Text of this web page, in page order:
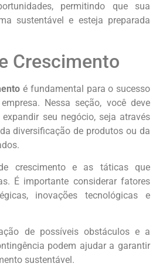
permitindo que sua
sustentável e esteja preparada
Crescimento
é fundamental para o sucesso
Nessa seção, você deve
seu negócio, seja através
diversificação de produtos ou da
crescimento e as táticas que
É importante considerar fatores
inovações tecnológicas e
de possíveis obstáculos e a
podem ajudar a garantir
sustentável.